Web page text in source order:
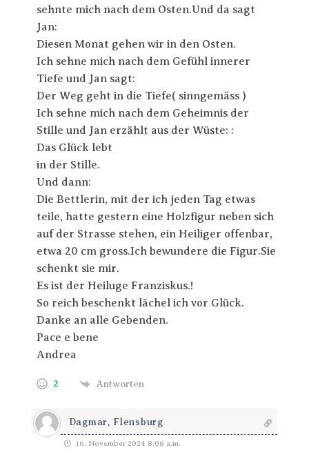
sehnte mich nach dem Osten.Und da sagt
Jan:
Diesen Monat gehen wir in den Osten.
Ich sehne mich nach dem Gefühl innerer
Tiefe und Jan sagt:
Der Weg geht in die Tiefe( sinngemäss )
Ich sehne mich nach dem Geheimnis der
Stille und Jan erzählt aus der Wüste: :
Das Glück lebt
in der Stille.
Und dann:
Die Bettlerin, mit der ich jeden Tag etwas
teile, hatte gestern eine Holzfigur neben sich
auf der Strasse stehen, ein Heiliger offenbar,
etwa 20 cm gross.Ich bewundere die Figur.Sie
schenkt sie mir.
Es ist der Heiluge Franziskus.!
So reich beschenkt lächel ich vor Glück.
Danke an alle Gebenden.
Pace e bene
Andrea
2 Antworten
Dagmar, Flensburg
16. November 2024 8:06 a.m.